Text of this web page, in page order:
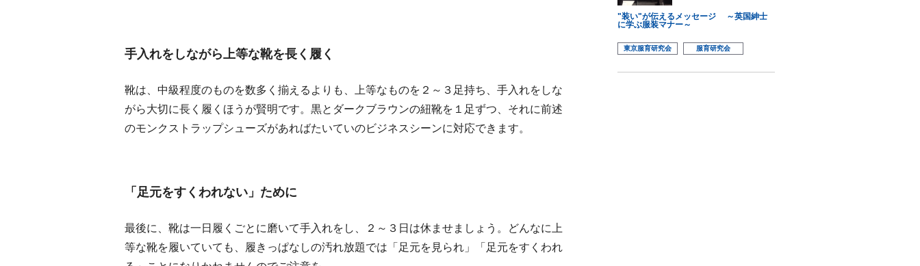
手入れをしながら上等な靴を長く履く
靴は、中級程度のものを数多く揃えるよりも、上等なものを２～３足持ち、手入れをしな
がら大切に長く履くほうが賢明です。黒とダークブラウンの紐靴を１足ずつ、それに前述
のモンクストラップシューズがあればたいていのビジネスシーンに対応できます。
「足元をすくわれない」ために
最後に、靴は一日履くごとに磨いて手入れをし、２～３日は休ませましょう。どんなに上
等な靴を履いていても、履きっぱなしの汚れ放題では「足元を見られ」「足元をすくわれ
"装い"が伝えるメッセージ ～英国紳士
に学ぶ服装マナー～
東京服育研究会 服育研究会